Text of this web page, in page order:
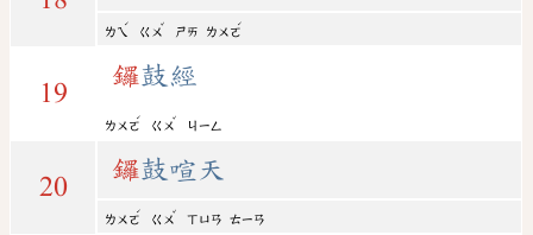
ㄌㄟ
ˊ
ㄍㄨ
ˇ
ㄕㄞ ㄌㄨㄛ
ˊ
19
鑼鼓經
ㄌㄨㄛ
ˊ
ㄍㄨ
ˇ
ㄐㄧㄥ
20
鑼鼓喧天
ㄌㄨㄛ
ˊ
ㄍㄨ
ˇ
ㄒㄩㄢ ㄊㄧㄢ